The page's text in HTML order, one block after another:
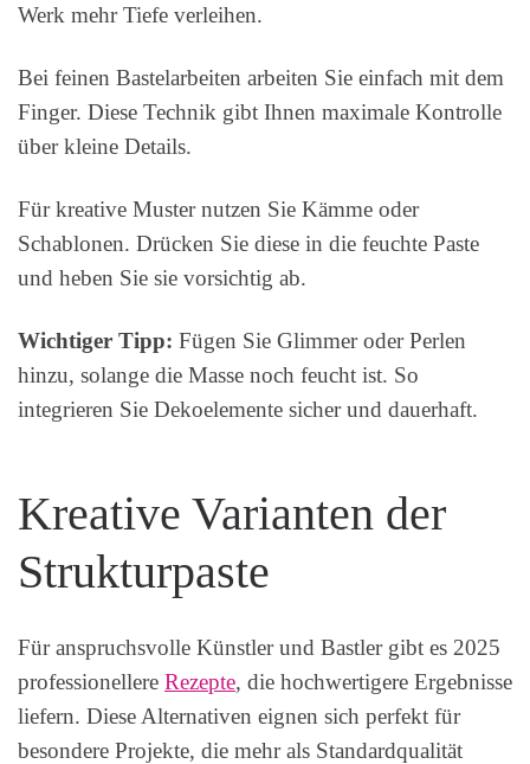
Werk mehr Tiefe verleihen.
Bei feinen Bastelarbeiten arbeiten Sie einfach mit dem
Finger. Diese Technik gibt Ihnen maximale Kontrolle
über kleine Details.
Für kreative Muster nutzen Sie Kämme oder
Schablonen. Drücken Sie diese in die feuchte Paste
und heben Sie sie vorsichtig ab.
Wichtiger Tipp: Fügen Sie Glimmer oder Perlen
hinzu, solange die Masse noch feucht ist. So
integrieren Sie Dekoelemente sicher und dauerhaft.
Kreative Varianten der
Strukturpaste
Für anspruchsvolle Künstler und Bastler gibt es 2025
professionellere Rezepte, die hochwertigere Ergebnisse
liefern. Diese Alternativen eignen sich perfekt für
besondere Projekte, die mehr als Standardqualität